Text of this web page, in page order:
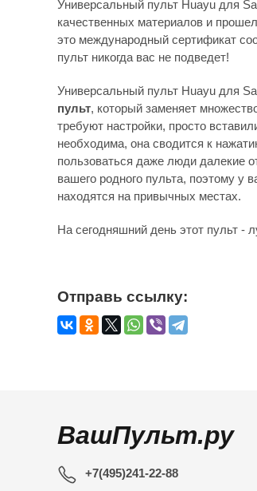
Универсальный пульт Huayu для
качественных материалов и
это международный сертификат
пульт никогда вас не подведет!
Универсальный пульт Huayu для
пульт, который заменяет
требуют настройки, просто
необходима, она сводится к
пользоваться даже люди далекие
вашего родного пульта, поэтому у
находятся на привычных местах.
На сегодняшний день этот пульт -
Отправь ссылку:
ВашПульт.ру
+7(495)241-22-88